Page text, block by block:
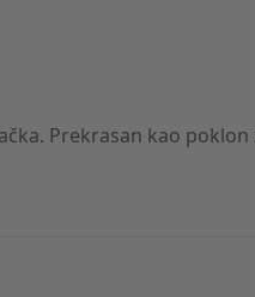
Prekrasan kao